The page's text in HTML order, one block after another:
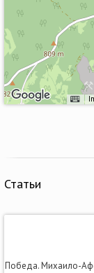
Статьи
Победа. Михаило-